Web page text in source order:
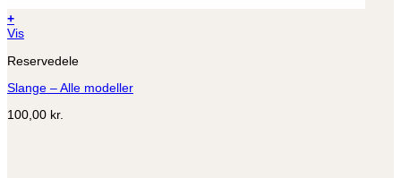
+
Dette
har
varianter.
kan
Vis
Reservedele
Slange – Alle modeller
100,00 kr.